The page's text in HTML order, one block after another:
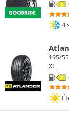
C
4
195/
XL
C